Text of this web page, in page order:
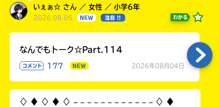
いぇぁ☆ さん ／ 女性 ／ 小学6年
2026.08.05 NEW 注目 !! わかる
なんでもトーク☆Part.114
コメント 177 NEW 2026年08月04日
♢ ♦︎ ♢ ♦︎ ♢ 𓐄 𓐄 𓐄 𓐄 𓐄 𓐄 𓐄 𓐄 𓐄 𓐄 𓐄 𓐄 ♢ ♦︎